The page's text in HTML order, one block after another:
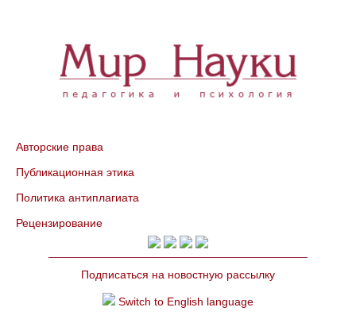
Авторские права
Публикационная этика
Политика антиплагиата
Рецензирование
Подписаться на новостную рассылку
Switch to English language